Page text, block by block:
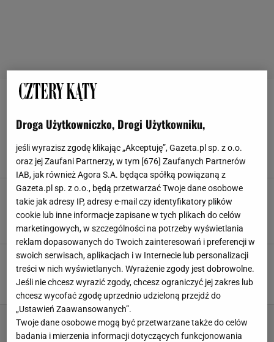
MULTICOOKER
Rewolucja w kuchni i inwestycja na lata. Noże
tej marki zostawiają konkurencję w tyle
GARNKI MULTICOOKER NOŻE
Chrupiące, lekkie i bez tłuszczu. A wszystko
robi sprzęt tańszy niż twoje tygodniowe zakupy
AGD FRYTKOWNICA BEZTŁUSZCZOWA GOTOWANIE
MULTICOOKER
Jedno urządzenie, setki możliwości. Ten
multicooker zastąpi pół kuchni
AIRFRYER GOFROWNICA MULTICOOKER TOSTER
Droga Użytkowniczko, Drogi Użytkowniku,
jeśli wyrazisz zgodę klikając „Akceptuję”, Gazeta.pl sp. z o.o.
oraz jej Zaufani Partnerzy, w tym [ 676 ] Zaufanych Partnerów
IAB, jak również Agora S.A. będąca spółką powiązaną z
Gazeta.pl sp. z o.o., będą przetwarzać Twoje dane osobowe
takie jak adresy IP, adresy e-mail czy identyfikatory plików
cookie lub inne informacje zapisane w tych plikach do celów
marketingowych, w szczególności na potrzeby wyświetlania
reklam dopasowanych do Twoich zainteresowań i preferencji w
swoich serwisach, aplikacjach i w Internecie lub personalizacji
treści w nich wyświetlanych. Wyrażenie zgody jest dobrowolne.
Jeśli nie chcesz wyrazić zgody, chcesz ograniczyć jej zakres lub
chcesz wycofać zgodę uprzednio udzieloną przejdź do
„Ustawień Zaawansowanych”.
Twoje dane osobowe mogą być przetwarzane także do celów
badania i mierzenia informacji dotyczących funkcjonowania